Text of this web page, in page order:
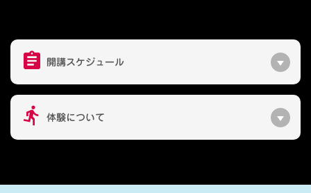
開講スケジュール
体験について